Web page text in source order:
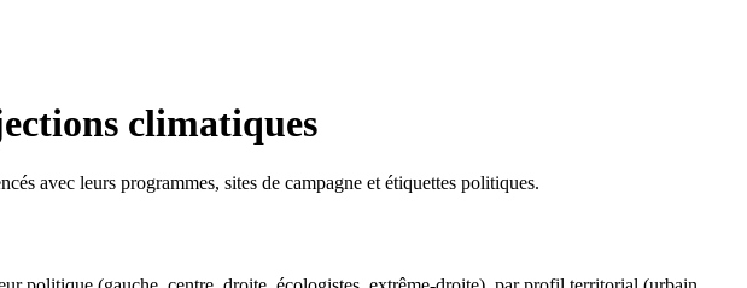
climatiques
avec leurs programmes, sites de campagne et étiquettes politiques.